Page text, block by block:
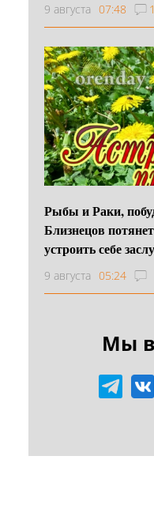
9 августа 07:48
Рыбы и Раки,
Близнецов
устроить себе
9 августа 05:24
Мы в